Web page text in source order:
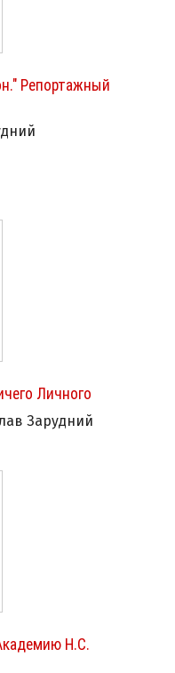
Репортажный
Личного
Зарудний
Н.С.